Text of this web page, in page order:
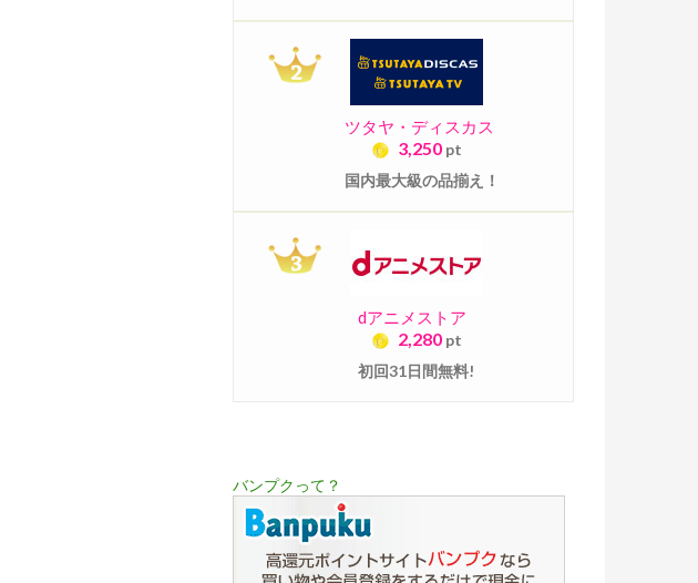
ツタヤ・ディスカス
3,250 pt
国内最大級の品揃え！
dアニメストア
2,280 pt
初回31日間無料!
バンプクって？